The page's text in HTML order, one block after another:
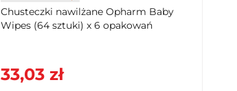
Chusteczki nawilżane Opharm Baby
Wipes (64 sztuki) x 6 opakowań
33,03 zł